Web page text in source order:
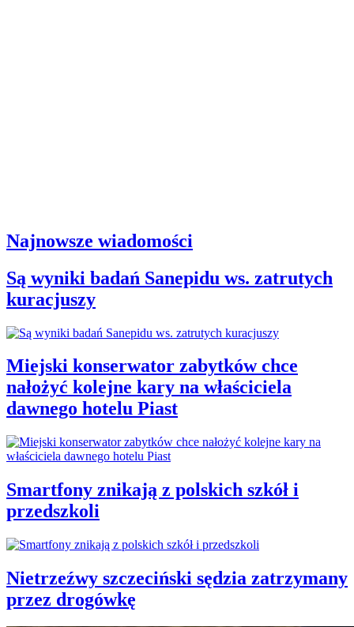
Najnowsze wiadomości
Są wyniki badań Sanepidu ws. zatrutych
kuracjuszy
Miejski konserwator zabytków chce
nałożyć kolejne kary na właściciela
dawnego hotelu Piast
Smartfony znikają z polskich szkół i
przedszkoli
Nietrzeźwy szczeciński sędzia zatrzymany
przez drogówkę